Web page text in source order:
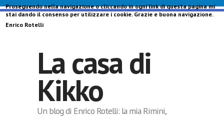
Proseguendo nella navigazione o cliccando in ogni link di questa pagina mi
stai dando il consenso per utilizzare i cookie. Grazie e buona navigazione.
Enrico Rotelli
La casa di
Kikko
Un blog di Enrico Rotelli: la mia Rimini,